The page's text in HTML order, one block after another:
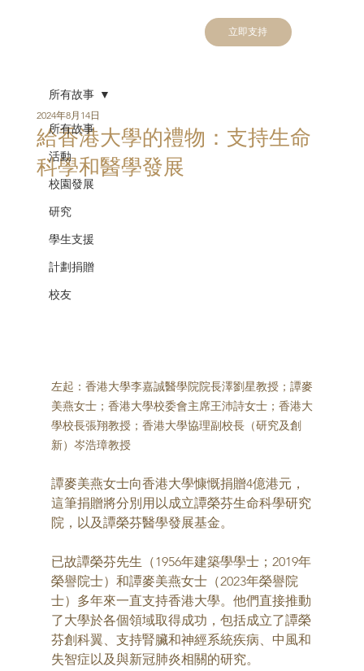
立即支持
所有故事
活動
校園發展
研究
學生支援
計劃捐贈
校友
所有故事
給香港大學的禮物：支持生命
科學和醫學發展
2024年8月14日
左起：香港大學李嘉誠醫學院院長澤劉星教授；譚麥
美燕女士；香港大學校委會主席王沛詩女士；香港大
學校長張翔教授；香港大學協理副校長（研究及創
新）岑浩璋教授
譚麥美燕女士向香港大學慷慨捐贈4億港元，
這筆捐贈將分別用以成立譚榮芬生命科學研究
院，以及譚榮芬醫學發展基金。
已故譚榮芬先生（1956年建築學學士；2019年
榮譽院士）和譚麥美燕女士（2023年榮譽院
士）多年來一直支持香港大學。他們直接推動
了大學於各個領域取得成功，包括成立了譚榮
芬創科翼、支持腎臟和神經系統疾病、中風和
失智症以及與新冠肺炎相關的研究。